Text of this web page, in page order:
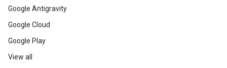
Google Antigravity
Google Cloud
Google Play
View all